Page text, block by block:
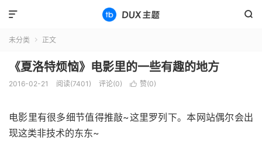


未分类  正文
《夏洛特烦恼》电影里的一些有趣的地方
2016-02-21 阅读(7401) 评论(0)  赞(0)
电影里有很多细节值得推敲~这里罗列下。本网站偶尔会出
现这类非技术的东东~